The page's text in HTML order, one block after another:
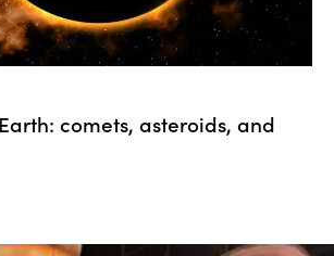
comets, asteroids, and